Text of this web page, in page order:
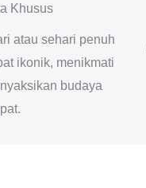
Khusus
atau sehari penuh
ikonik, menikmati
budaya